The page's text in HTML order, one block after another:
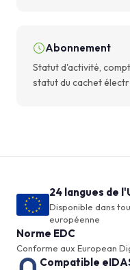
Abonnement
Statut d'activité,
statut du cachet
24 langues de
Disponible dans
européenne
Norme EDC
Conforme aux European
Compatible